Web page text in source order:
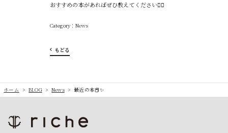
おすすめの本があればぜひ教えてください🙇‍♀️
News
もどる
ホーム >BLOG>News>最近の本📕✨